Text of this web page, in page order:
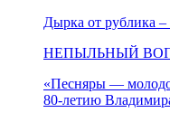
Дырка от рублика
НЕПЫЛЬНЫЙ
«Песняры —
80-летию